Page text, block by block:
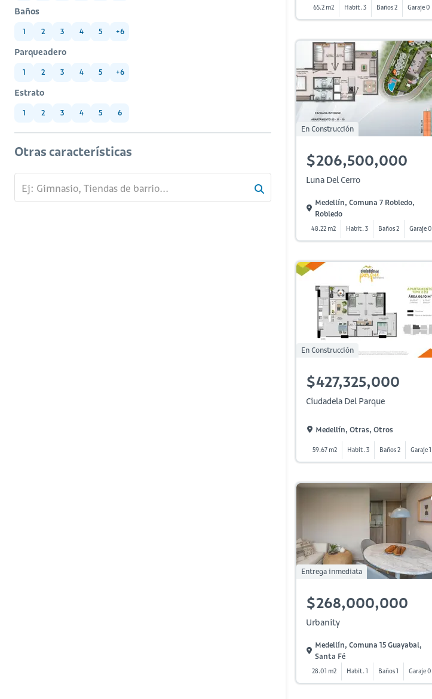
Baños
1 2 3 4 5 +6
Parqueadero
1 2 3 4 5 +6
Estrato
1 2 3 4 5 6
Otras características
65.2 m2 Habit. 3 Baños 2 Garaje 0
En Construcción
$206,500,000
Luna Del Cerro
Medellín, Comuna 7 Robledo,
Robledo
48.22 m2 Habit. 3 Baños 2 Garaje 0
En Construcción
$427,325,000
Ciudadela Del Parque
Medellín, Otras, Otros
59.67 m2 Habit. 3 Baños 2 Garaje 1
Entrega inmediata
$268,000,000
Urbanity
Medellín, Comuna 15 Guayabal,
Santa Fé
28.01 m2 Habit. 1 Baños 1 Garaje 0